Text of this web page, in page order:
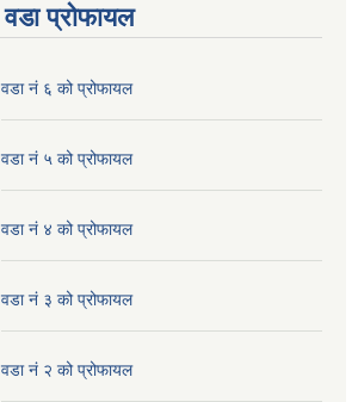
वडा प्रोफायल
वडा नं ६ को प्रोफायल
वडा नं ५ को प्रोफायल
वडा नं ४ को प्रोफायल
वडा नं ३ को प्रोफायल
वडा नं २ को प्रोफायल